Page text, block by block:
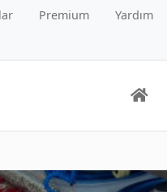
Premium Yardım